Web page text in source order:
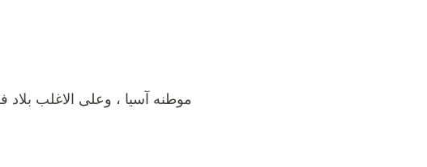
موطنه آسيا ، وعلى الاغلب